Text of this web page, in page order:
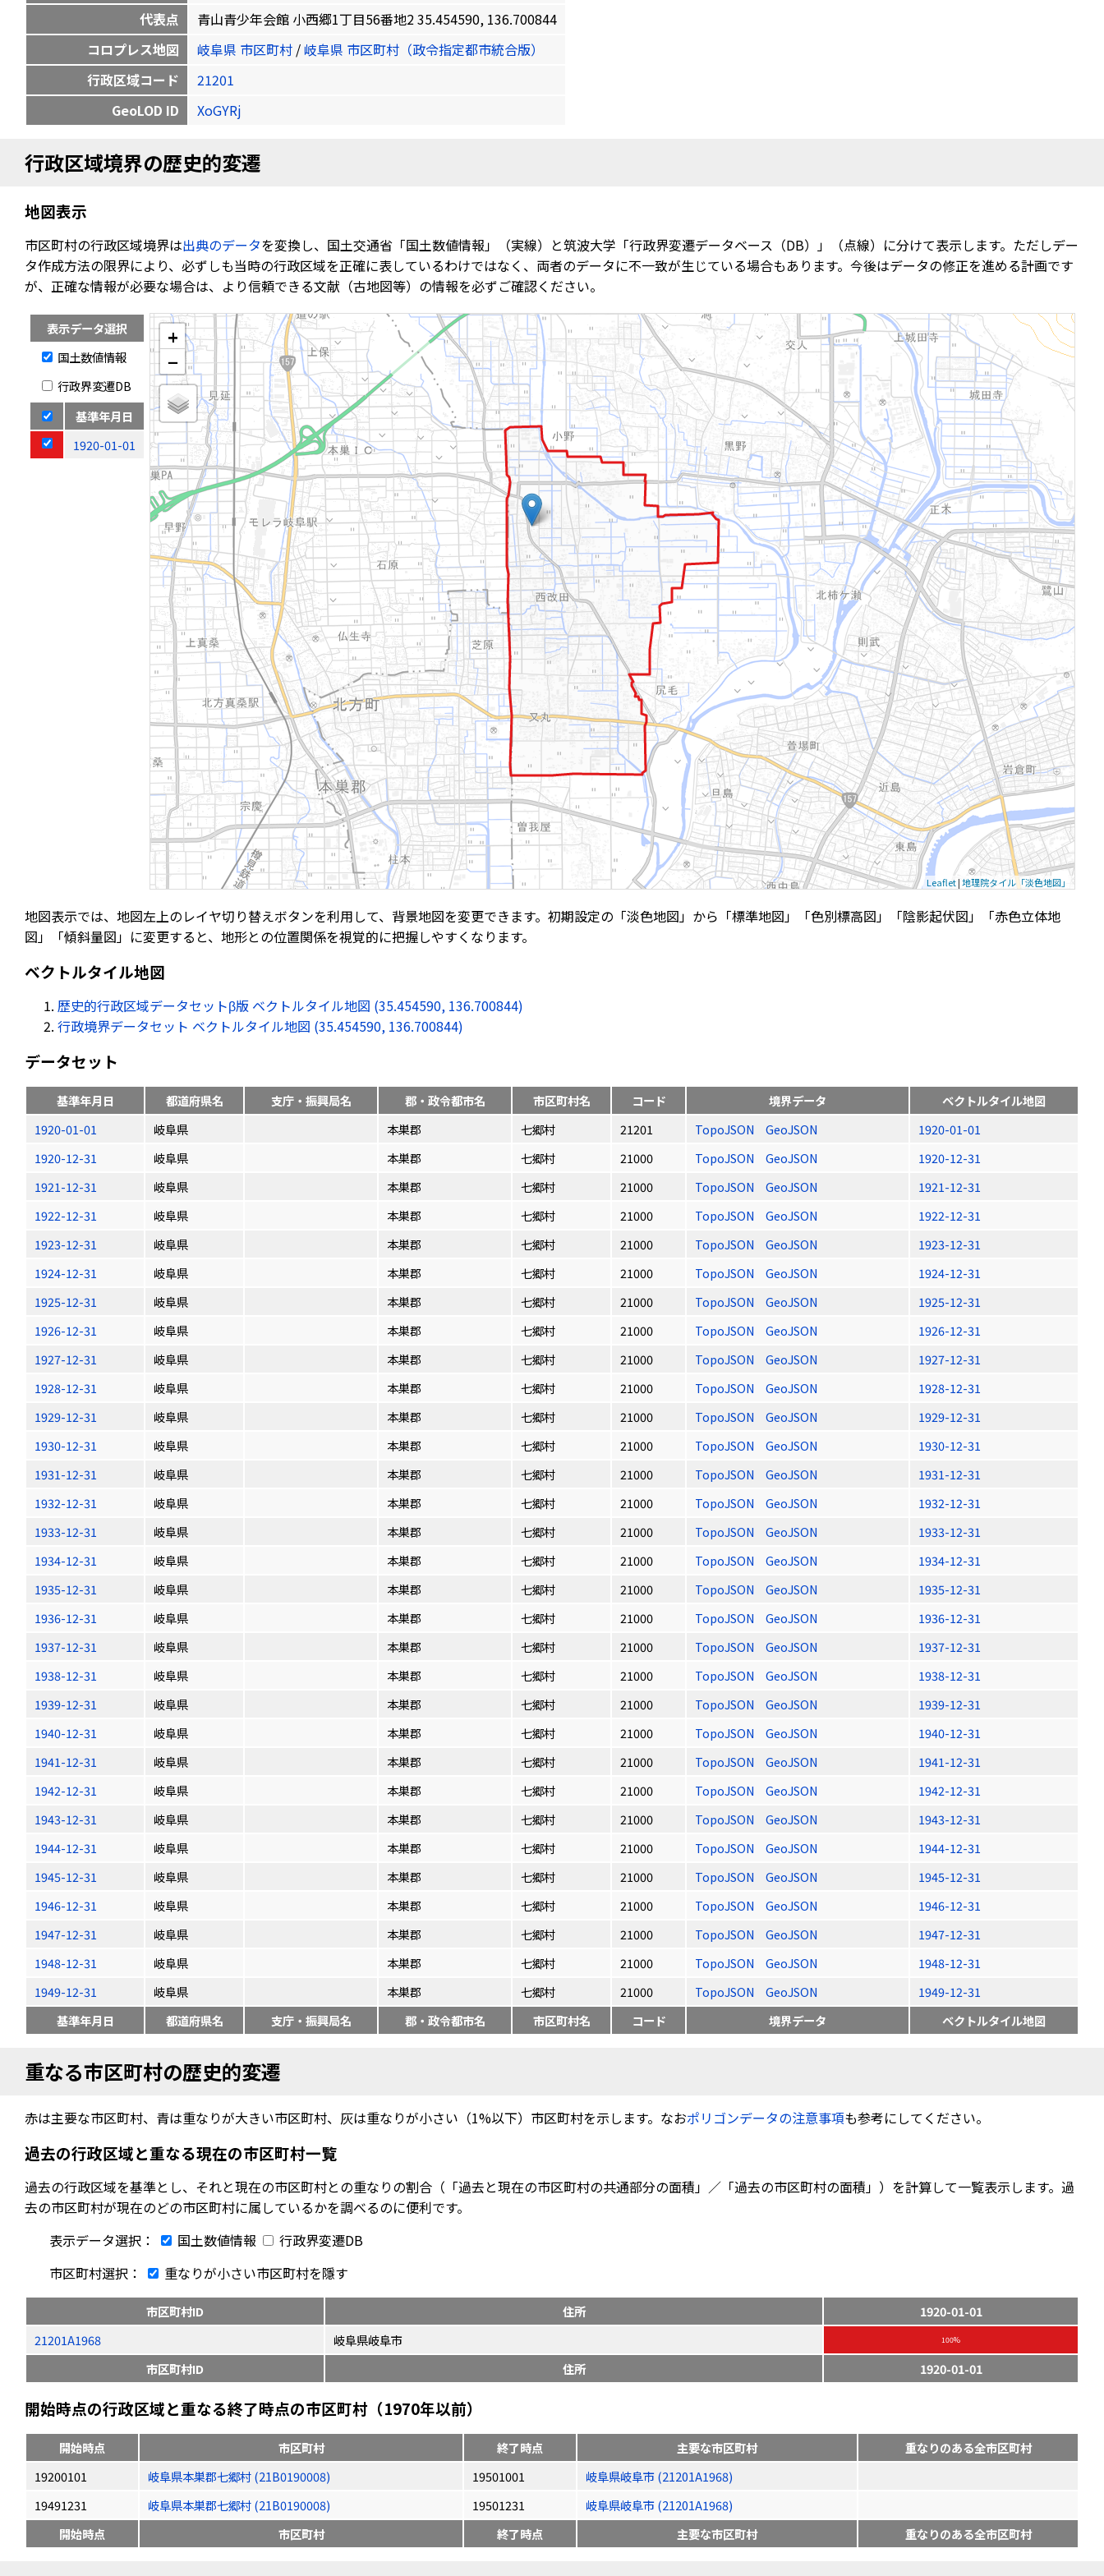
代表点
青山青少年会館 小西郷1丁目56番地2 35.454590, 136.700844
コロプレス地図
岐阜県 市区町村 /岐阜県 市区町村（政令指定都市統合版）
行政区域コード
21201
GeoLOD ID
XoGYRj
行政区域境界の歴史的変遷
地図表示
市区町村の行政区域境界は出典のデータを変換し、国土交通省「国土数値情報」（実線）と筑波大学「行政界変遷データベース（DB）」（点線）に分けて表示します。ただしデー
タ作成方法の限界により、必ずしも当時の行政区域を正確に表しているわけではなく、両者のデータに不一致が生じている場合もあります。今後はデータの修正を進める計画です
が、正確な情報が必要な場合は、より信頼できる文献（古地図等）の情報を必ずご確認ください。
表示データ選択
国土数値情報
行政界変遷DB
基準年月日
1920-01-01
+
−
Leaflet|地理院タイル「淡色地図」
地図表示では、地図左上のレイヤ切り替えボタンを利用して、背景地図を変更できます。初期設定の「淡色地図」から「標準地図」「色別標高図」「陰影起伏図」「赤色立体地
図」「傾斜量図」に変更すると、地形との位置関係を視覚的に把握しやすくなります。
ベクトルタイル地図
歴史的行政区域データセットβ版 ベクトルタイル地図 (35.454590, 136.700844)
行政境界データセット ベクトルタイル地図 (35.454590, 136.700844)
データセット
基準年月日 都道府県名 支庁・振興局名 郡・政令都市名 市区町村名 コード 境界データ
ベクトルタイル地図
1920-01-01
岐阜県 本巣郡 七郷村 21201 TopoJSON GeoJSON
1920-01-01
1920-12-31
岐阜県 本巣郡 七郷村 21000 TopoJSON GeoJSON
1920-12-31
1921-12-31
岐阜県 本巣郡 七郷村 21000 TopoJSON GeoJSON
1921-12-31
1922-12-31
岐阜県 本巣郡 七郷村 21000 TopoJSON GeoJSON
1922-12-31
1923-12-31
岐阜県 本巣郡 七郷村 21000 TopoJSON GeoJSON
1923-12-31
1924-12-31
岐阜県 本巣郡 七郷村 21000 TopoJSON GeoJSON
1924-12-31
1925-12-31
岐阜県 本巣郡 七郷村 21000 TopoJSON GeoJSON
1925-12-31
1926-12-31
岐阜県 本巣郡 七郷村 21000 TopoJSON GeoJSON
1926-12-31
1927-12-31
岐阜県 本巣郡 七郷村 21000 TopoJSON GeoJSON
1927-12-31
1928-12-31
岐阜県 本巣郡 七郷村 21000 TopoJSON GeoJSON
1928-12-31
1929-12-31
岐阜県 本巣郡 七郷村 21000 TopoJSON GeoJSON
1929-12-31
1930-12-31
岐阜県 本巣郡 七郷村 21000 TopoJSON GeoJSON
1930-12-31
1931-12-31
岐阜県 本巣郡 七郷村 21000 TopoJSON GeoJSON
1931-12-31
1932-12-31
岐阜県 本巣郡 七郷村 21000 TopoJSON GeoJSON
1932-12-31
1933-12-31
岐阜県 本巣郡 七郷村 21000 TopoJSON GeoJSON
1933-12-31
1934-12-31
岐阜県 本巣郡 七郷村 21000 TopoJSON GeoJSON
1934-12-31
1935-12-31
岐阜県 本巣郡 七郷村 21000 TopoJSON GeoJSON
1935-12-31
1936-12-31
岐阜県 本巣郡 七郷村 21000 TopoJSON GeoJSON
1936-12-31
1937-12-31
岐阜県 本巣郡 七郷村 21000 TopoJSON GeoJSON
1937-12-31
1938-12-31
岐阜県 本巣郡 七郷村 21000 TopoJSON GeoJSON
1938-12-31
1939-12-31
岐阜県 本巣郡 七郷村 21000 TopoJSON GeoJSON
1939-12-31
1940-12-31
岐阜県 本巣郡 七郷村 21000 TopoJSON GeoJSON
1940-12-31
1941-12-31
岐阜県 本巣郡 七郷村 21000 TopoJSON GeoJSON
1941-12-31
1942-12-31
岐阜県 本巣郡 七郷村 21000 TopoJSON GeoJSON
1942-12-31
1943-12-31
岐阜県 本巣郡 七郷村 21000 TopoJSON GeoJSON
1943-12-31
1944-12-31
岐阜県 本巣郡 七郷村 21000 TopoJSON GeoJSON
1944-12-31
1945-12-31
岐阜県 本巣郡 七郷村 21000 TopoJSON GeoJSON
1945-12-31
1946-12-31
岐阜県 本巣郡 七郷村 21000 TopoJSON GeoJSON
1946-12-31
1947-12-31
岐阜県 本巣郡 七郷村 21000 TopoJSON GeoJSON
1947-12-31
1948-12-31
岐阜県 本巣郡 七郷村 21000 TopoJSON GeoJSON
1948-12-31
1949-12-31
岐阜県 本巣郡 七郷村 21000 TopoJSON GeoJSON
1949-12-31
基準年月日
都道府県名 支庁・振興局名 郡・政令都市名 市区町村名 コード 境界データ ベクトルタイル地図
重なる市区町村の歴史的変遷
赤は主要な市区町村、青は重なりが大きい市区町村、灰は重なりが小さい（1%以下）市区町村を示します。なおポリゴンデータの注意事項も参考にしてください。
過去の行政区域と重なる現在の市区町村一覧
過去の行政区域を基準とし、それと現在の市区町村との重なりの割合（「過去と現在の市区町村の共通部分の面積」／「過去の市区町村の面積」）を計算して一覧表示します。過
去の市区町村が現在のどの市区町村に属しているかを調べるのに便利です。
表示データ選択：
国土数値情報
行政界変遷DB
市区町村選択：
重なりが小さい市区町村を隱す
市区町村ID 住所
1920-01-01
21201A1968
岐阜県岐阜市 100%
市区町村ID 住所 1920-01-01
開始時点の行政区域と重なる終了時点の市区町村（1970年以前）
開始時点 市区町村 終了時点 主要な市区町村
重なりのある全市区町村
19200101
岐阜県本巣郡七郷村 (21B0190008) 19501001
岐阜県岐阜市 (21201A1968)
19491231
岐阜県本巣郡七郷村 (21B0190008) 19501231
岐阜県岐阜市 (21201A1968)
開始時点
市区町村 終了時点 主要な市区町村 重なりのある全市区町村